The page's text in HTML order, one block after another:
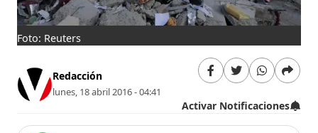
Foto: Reuters
Redacción
lunes, 18 abril 2016 - 04:41
Activar Notificaciones